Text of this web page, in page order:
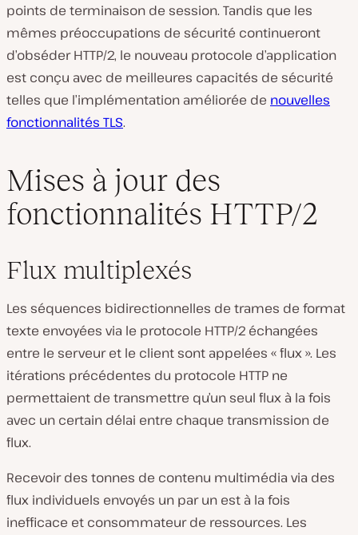
points de terminaison de session. Tandis que les
mêmes préoccupations de sécurité continueront
d’obséder HTTP/2, le nouveau protocole d’application
est conçu avec de meilleures capacités de sécurité
telles que l’implémentation améliorée de nouvelles
fonctionnalités TLS.
Mises à jour des
fonctionnalités HTTP/2
Flux multiplexés
Les séquences bidirectionnelles de trames de format
texte envoyées via le protocole HTTP/2 échangées
entre le serveur et le client sont appelées « flux ». Les
itérations précédentes du protocole HTTP ne
permettaient de transmettre qu’un seul flux à la fois
avec un certain délai entre chaque transmission de
flux.
Recevoir des tonnes de contenu multimédia via des
flux individuels envoyés un par un est à la fois
inefficace et consommateur de ressources. Les